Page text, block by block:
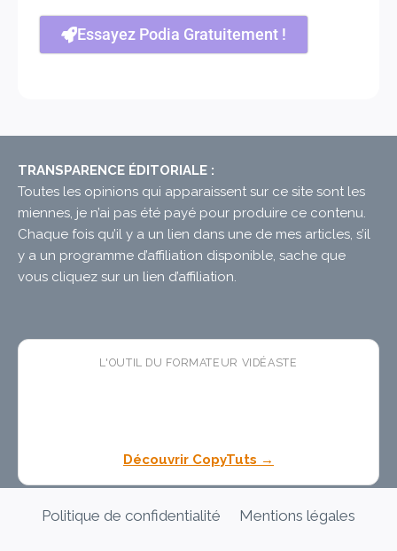
Essayez Podia Gratuitement !
TRANSPARENCE ÉDITORIALE :
Toutes les opinions qui apparaissent sur ce site sont les
miennes, je n’ai pas été payé pour produire ce contenu.
Chaque fois qu’il y a un lien dans une de mes articles, s’il
y a un programme d’affiliation disponible, sache que
vous cliquez sur un lien d’affiliation.
L'OUTIL DU FORMATEUR VIDÉASTE
Découvrir CopyTuts →
Politique de confidentialité Mentions légales